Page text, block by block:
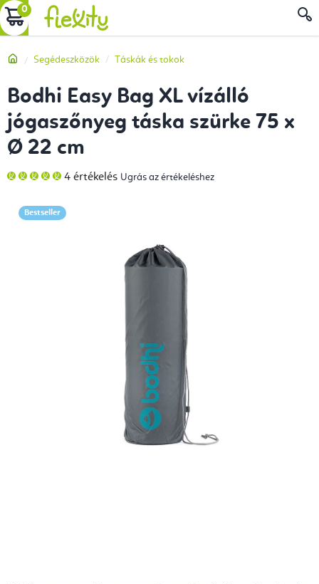
Ugrás
a
tartalomhoz
KOSÁR
Kezdőlap
Segédeszközök Táskák és tokok
Bodhi Easy Bag XL vízálló
jógaszőnyeg táska szürke 75 x
Ø 22 cm
A
termék
5-
ből
4 értékelés Ugrás az értékeléshez
Bestseller